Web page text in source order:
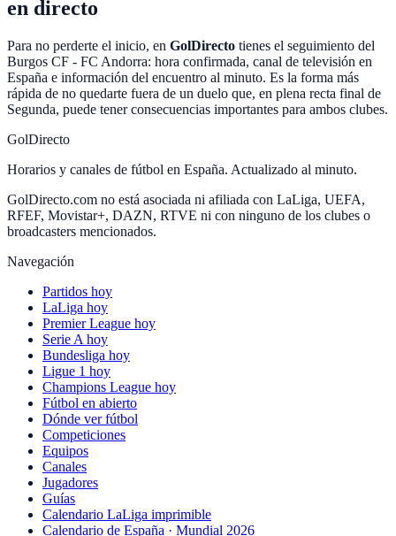
en directo
Para no perderte el inicio, en GolDirecto tienes el seguimiento del
Burgos CF - FC Andorra: hora confirmada, canal de televisión en
España e información del encuentro al minuto. Es la forma más
rápida de no quedarte fuera de un duelo que, en plena recta final de
Segunda, puede tener consecuencias importantes para ambos clubes.
GolDirecto
Horarios y canales de fútbol en España. Actualizado al minuto.
GolDirecto.com no está asociada ni afiliada con LaLiga, UEFA,
RFEF, Movistar+, DAZN, RTVE ni con ninguno de los clubes o
broadcasters mencionados.
Navegación
Partidos hoy
LaLiga hoy
Premier League hoy
Serie A hoy
Bundesliga hoy
Ligue 1 hoy
Champions League hoy
Fútbol en abierto
Dónde ver fútbol
Competiciones
Equipos
Canales
Jugadores
Guías
Calendario LaLiga imprimible
Calendario de España · Mundial 2026